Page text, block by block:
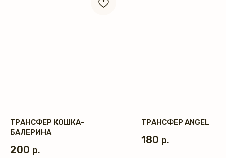
ТРАНСФЕР КОШКА-
БАЛЕРИНА
200 р.
ТРАНСФЕР ANGEL
180 р.